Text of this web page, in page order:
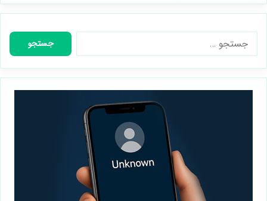
جستجو
برای: